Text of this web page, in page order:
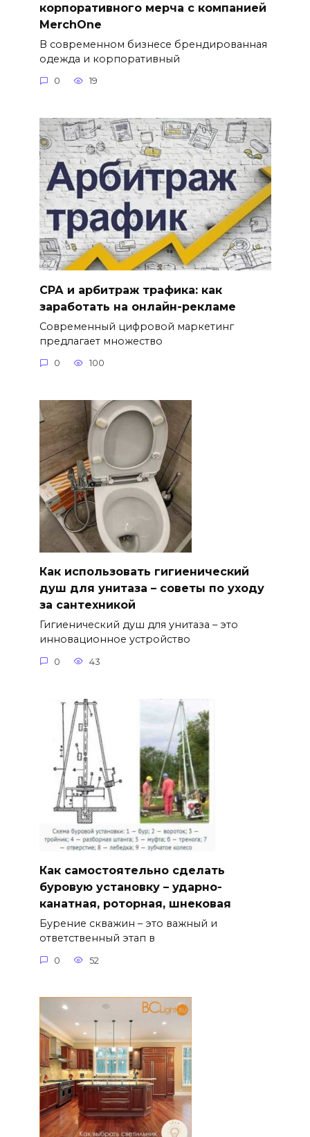
корпоративного мерча с компанией
MerchOne
В современном бизнесе брендированная
одежда и корпоративный
0 19
СРА и арбитраж трафика: как
заработать на онлайн-рекламе
Современный цифровой маркетинг
предлагает множество
0 100
Как использовать гигиенический
душ для унитаза – советы по уходу
за сантехникой
Гигиенический душ для унитаза – это
инновационное устройство
0 43
Как самостоятельно сделать
буровую установку – ударно-
канатная, роторная, шнековая
Бурение скважин – это важный и
ответственный этап в
0 52